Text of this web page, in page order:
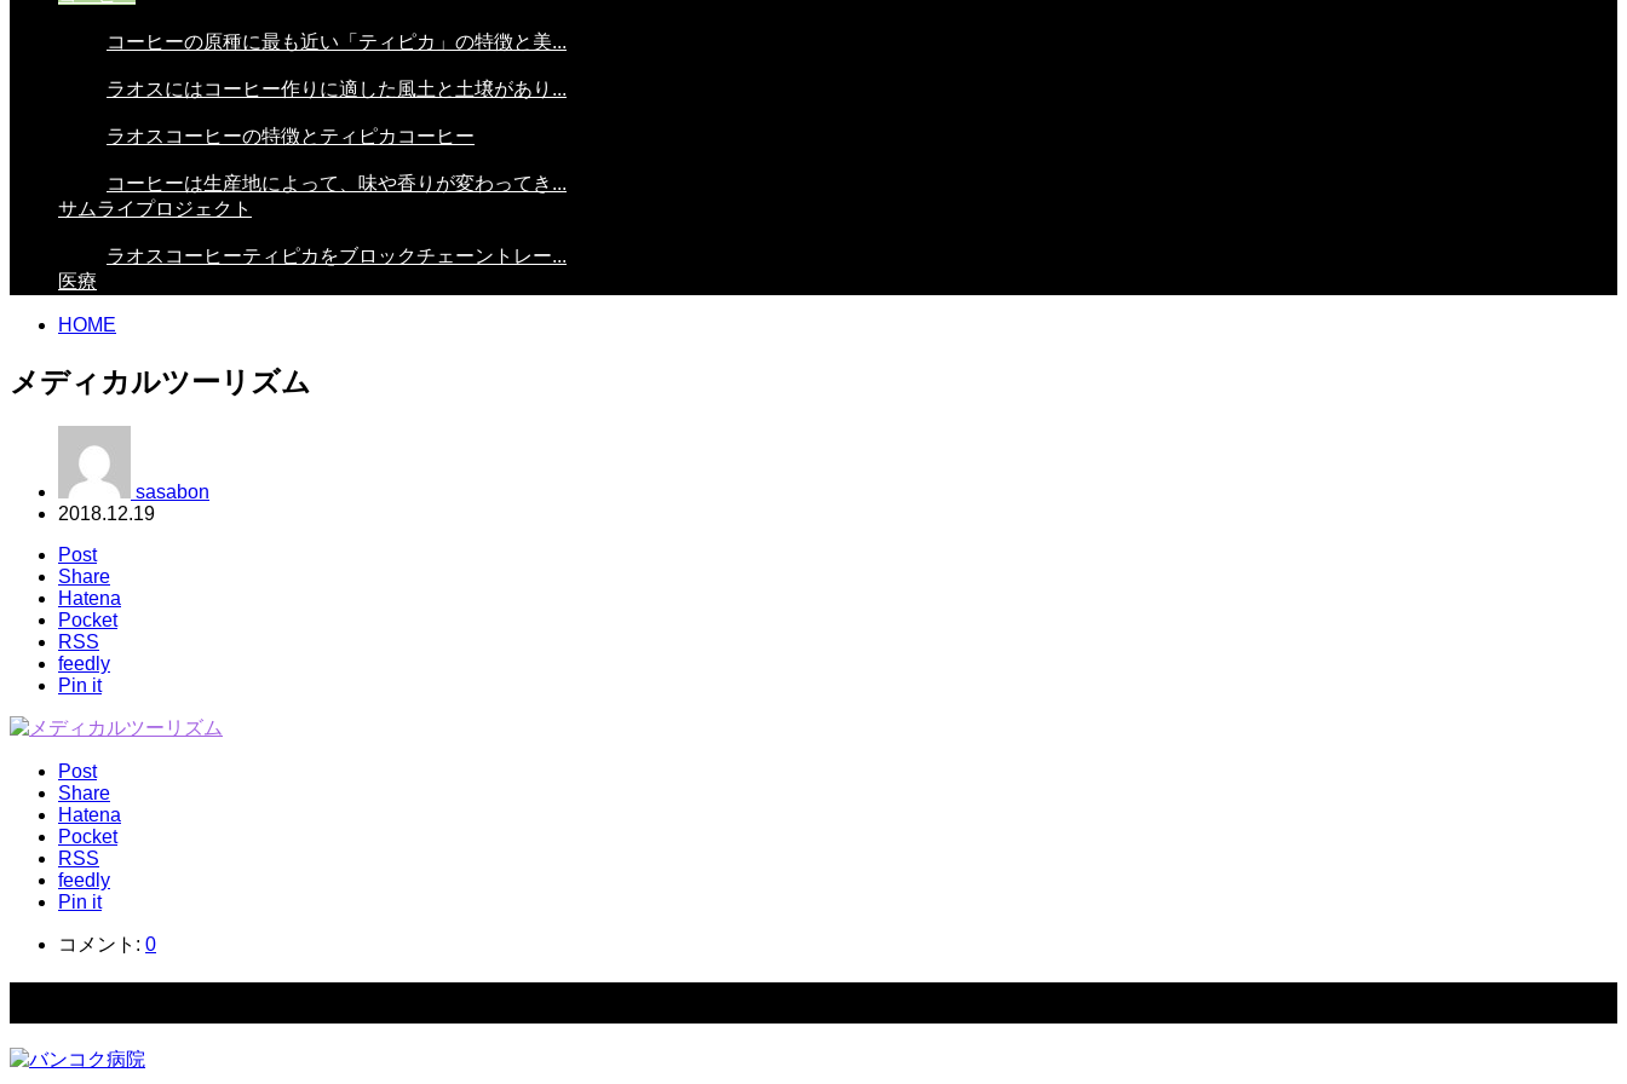
コーヒーの原種に最も近い「ティピカ」の特徴と美...
ラオスにはコーヒー作りに適した風土と土壌があり...
ラオスコーヒーの特徴とティピカコーヒー
コーヒーは生産地によって、味や香りが変わってき...
サムライプロジェクト
ラオスコーヒーティピカをブロックチェーントレー...
医療
HOME
メディカルツーリズム
sasabon
2018.12.19
Post
Share
Hatena
Pocket
RSS
feedly
Pin it
Post
Share
Hatena
Pocket
RSS
feedly
Pin it
コメント: 0